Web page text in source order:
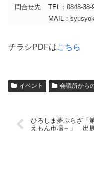
問合せ先
TEL：0848-
MAIL：
チラシPDFはこちら
イベント 会議所から
ひろしま夢ぷらざ「
えもん市場～」 出